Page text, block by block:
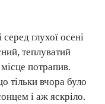
глухої осені
теплуватий
потрапив.
тільки вчора було
і аж яскріло.